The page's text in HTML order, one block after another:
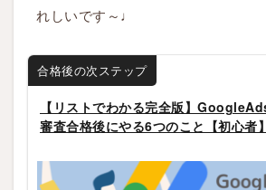
れしいです～♩
合格後の次ステップ
【リストでわかる完全版】
審査合格後にやる6つのこと【初心者】